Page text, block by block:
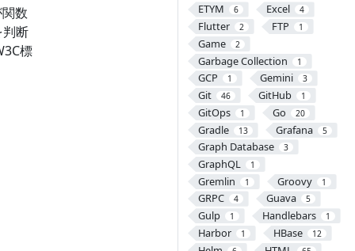
ETYM 6 Excel 4
Flutter 2 FTP 1
Game 2
Garbage Collection 1
GCP 1 Gemini 3
Git 46 GitHub 1
GitOps 1 Go 20
Gradle 13 Grafana 5
Graph Database 3
GraphQL 1
Gremlin 1 Groovy 1
GRPC 4 Guava 5
Gulp 1 Handlebars 1
Harbor 1 HBase 12
数
断
標